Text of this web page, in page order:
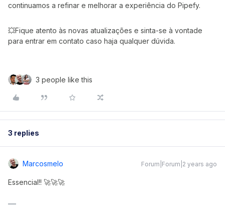
continuamos a refinar e melhorar a experiência do Pipefy.
💥Fique atento às novas atualizações e sinta-se à vontade
para entrar em contato caso haja qualquer dúvida.
3 people like this
3 replies
Marcosmelo Forum|Forum|2 years ago
Essencial!! 🚀🚀🚀